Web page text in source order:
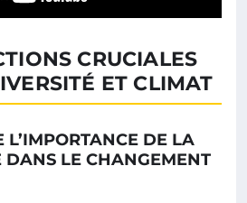
CRUCIALES
ET CLIMAT
L’IMPORTANCE DE LA
DANS LE CHANGEMENT